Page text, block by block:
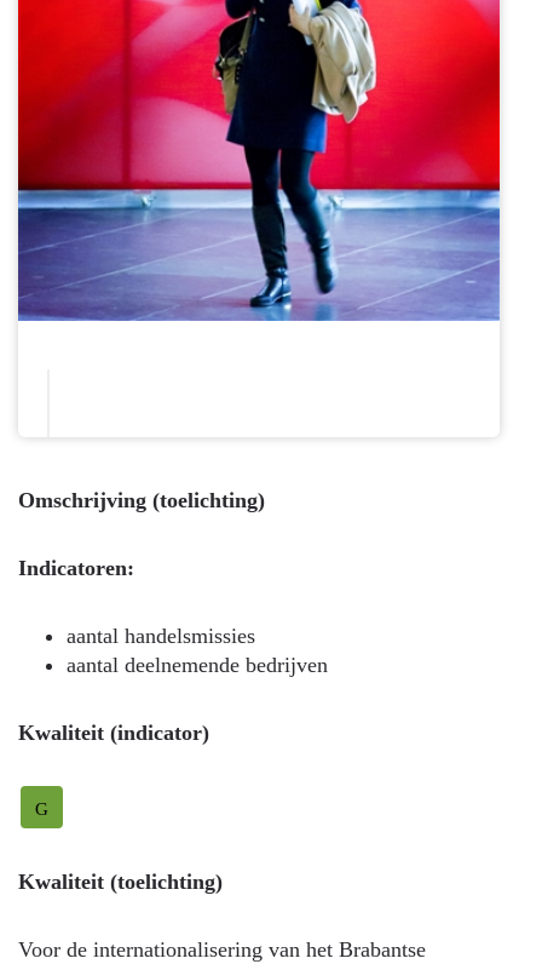
Omschrijving (toelichting)
Indicatoren:
aantal handelsmissies
aantal deelnemende bedrijven
Kwaliteit (indicator)
G
Kwaliteit (toelichting)
Voor de internationalisering van het Brabantse